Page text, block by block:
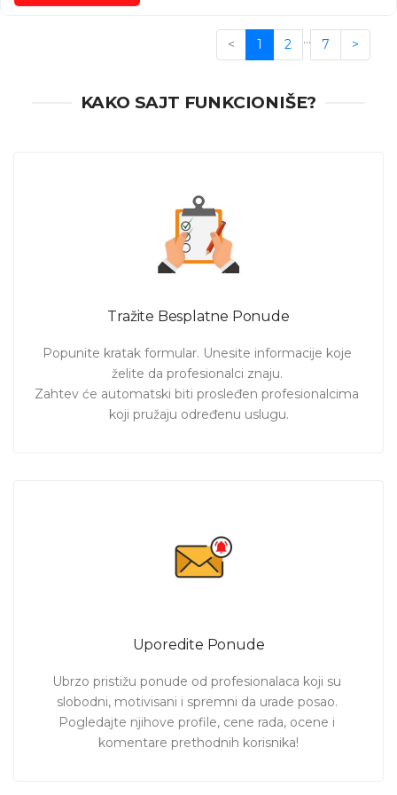
< 1 2 … 7 >
KAKO SAJT FUNKCIONIŠE?
Tražite Besplatne Ponude
Popunite kratak formular. Unesite informacije koje
želite da profesionalci znaju.
Zahtev će automatski biti prosleđen profesionalcima
koji pružaju određenu uslugu.
Uporedite Ponude
Ubrzo pristižu ponude od profesionalaca koji su
slobodni, motivisani i spremni da urade posao.
Pogledajte njihove profile, cene rada, ocene i
komentare prethodnih korisnika!